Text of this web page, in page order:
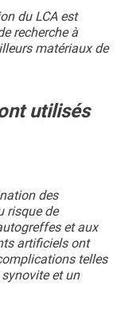
du LCA est
recherche à
matériaux de
utilisés
des
risque de
et aux
artificiels ont
telles
et un